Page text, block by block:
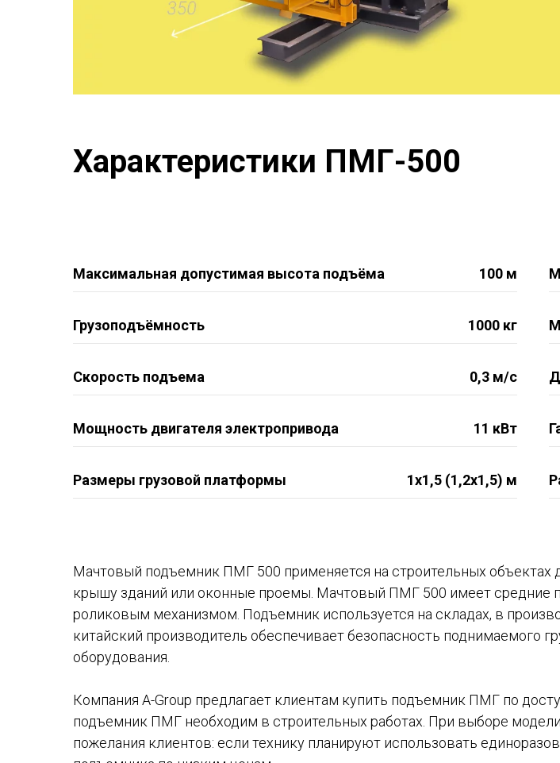
Характеристики ПМГ-500
Максимальная допустимая высота подъёма 100 м
Грузоподъёмность 1000 кг
Скорость подъема 0,3 м/с
Мощность двигателя электропривода 11 кВт
Размеры грузовой платформы 1х1,5 (1,2х1,5) м
Мачтовый подъемник ПМГ 500 применяется на строительных объектах
крышу зданий или оконные проемы. Мачтовый ПМГ 500 имеет средние
роликовым механизмом. Подъемник используется на складах, в
китайский производитель обеспечивает безопасность поднимаемого
оборудования.
Компания A-Group предлагает клиентам купить подъемник ПМГ по
подъемник ПМГ необходим в строительных работах. При выборе
пожелания клиентов: если технику планируют использовать